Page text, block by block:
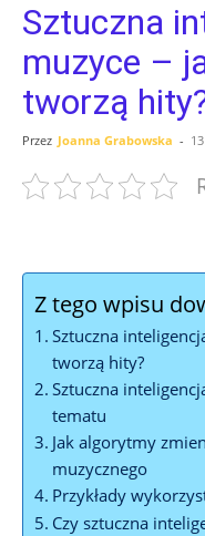
Sztuczna
muzyce –
tworzą
Przez Joanna Grabowska -
Z tego wpisu
Sztuczna
tworzą hity?
Sztuczna
tematu
Jak algorytmy
muzycznego
Przykłady
Czy sztuczna